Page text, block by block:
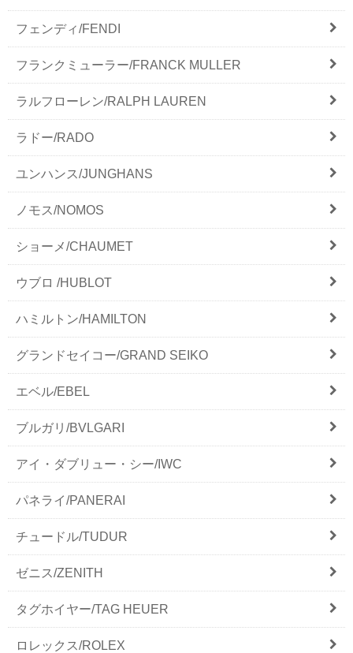
フェンディ/FENDI
フランクミューラー/FRANCK MULLER
ラルフローレン/RALPH LAUREN
ラドー/RADO
ユンハンス/JUNGHANS
ノモス/NOMOS
ショーメ/CHAUMET
ウブロ /HUBLOT
ハミルトン/HAMILTON
グランドセイコー/GRAND SEIKO
エベル/EBEL
ブルガリ/BVLGARI
アイ・ダブリュー・シー/IWC
パネライ/PANERAI
チュードル/TUDUR
ゼニス/ZENITH
タグホイヤー/TAG HEUER
ロレックス/ROLEX